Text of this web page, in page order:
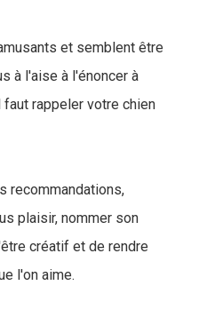
et semblent être
à l'aise à l'énoncer à
rappeler votre chien
recommandations,
plaisir, nommer son
créatif et de rendre
l'on aime.